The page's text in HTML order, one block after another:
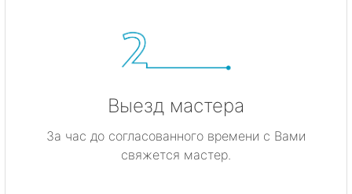
Выезд мастера
За час до согласованного времени с Вами
свяжется мастер.